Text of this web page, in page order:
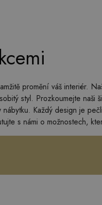
promění váš interiér.
styl. Prozkoumejte naši
Každý design je
s námi o možnostech,